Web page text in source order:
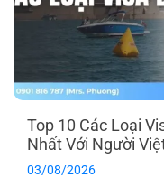
Top 10 Các Loại
Nhất Với Người
03/08/2026